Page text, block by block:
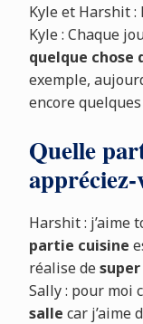
Kyle et Harshit :
Kyle : Chaque
quelque chose
exemple,
encore
Quelle
appréciez-
Harshit : j’aime
partie cuisine
réalise de
Sally : pour moi
salle car j’aime